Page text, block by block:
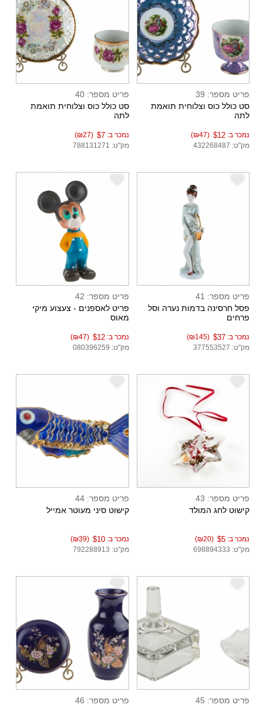
פריט מספר: 39
סט כולל כוס וצלוחית תואמת
לתה
נמכר ב: $12
(₪47)
מק"ט: 432268487
פריט מספר: 40
סט כולל כוס וצלוחית תואמת
לתה
נמכר ב:$7
(₪27)
מק"ט: 788131271
פריט מספר: 41
פסל חרסינה בדמות נערה וסל
פרחים
נמכר ב: $37
(₪145)
מק"ט: 377553527
פריט מספר: 42
פריט לאספנים - צעצוע מיקי
מאוס
נמכר ב:$12
(₪47)
מק"ט: 080396259
פריט מספר: 43
קישוט לחג המולד
נמכר ב: $5
(₪20)
מק"ט: 698894333
פריט מספר: 44
קישוט סיני מעוטר אמייל
נמכר ב:$10
(₪39)
מק"ט: 792288913
פריט מספר: 45
e
פריט מספר: 46